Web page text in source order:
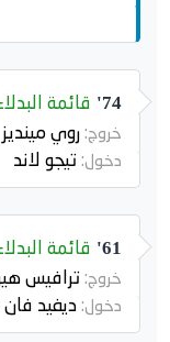
74' قائمة
خروج:روي مينديز
دخول:تيجو لاند
61' قائمة
خروج:ترافيس
دخول:ديفيد